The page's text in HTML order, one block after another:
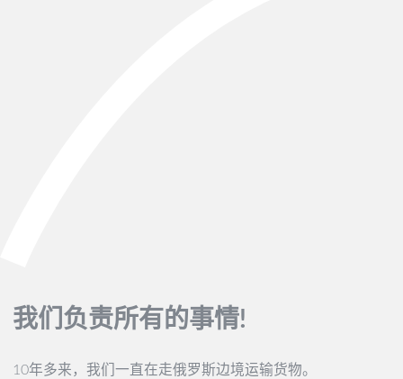
我们负责所有的事情!
10年多来，我们一直在走俄罗斯边境运输货物。